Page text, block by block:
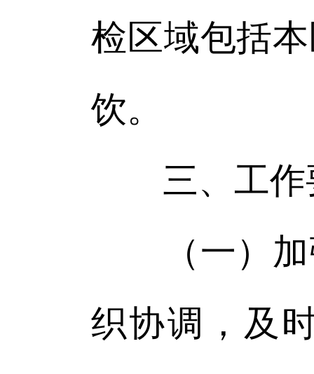
检区域包括
饮。
三、工作
（一）加
织协调，及